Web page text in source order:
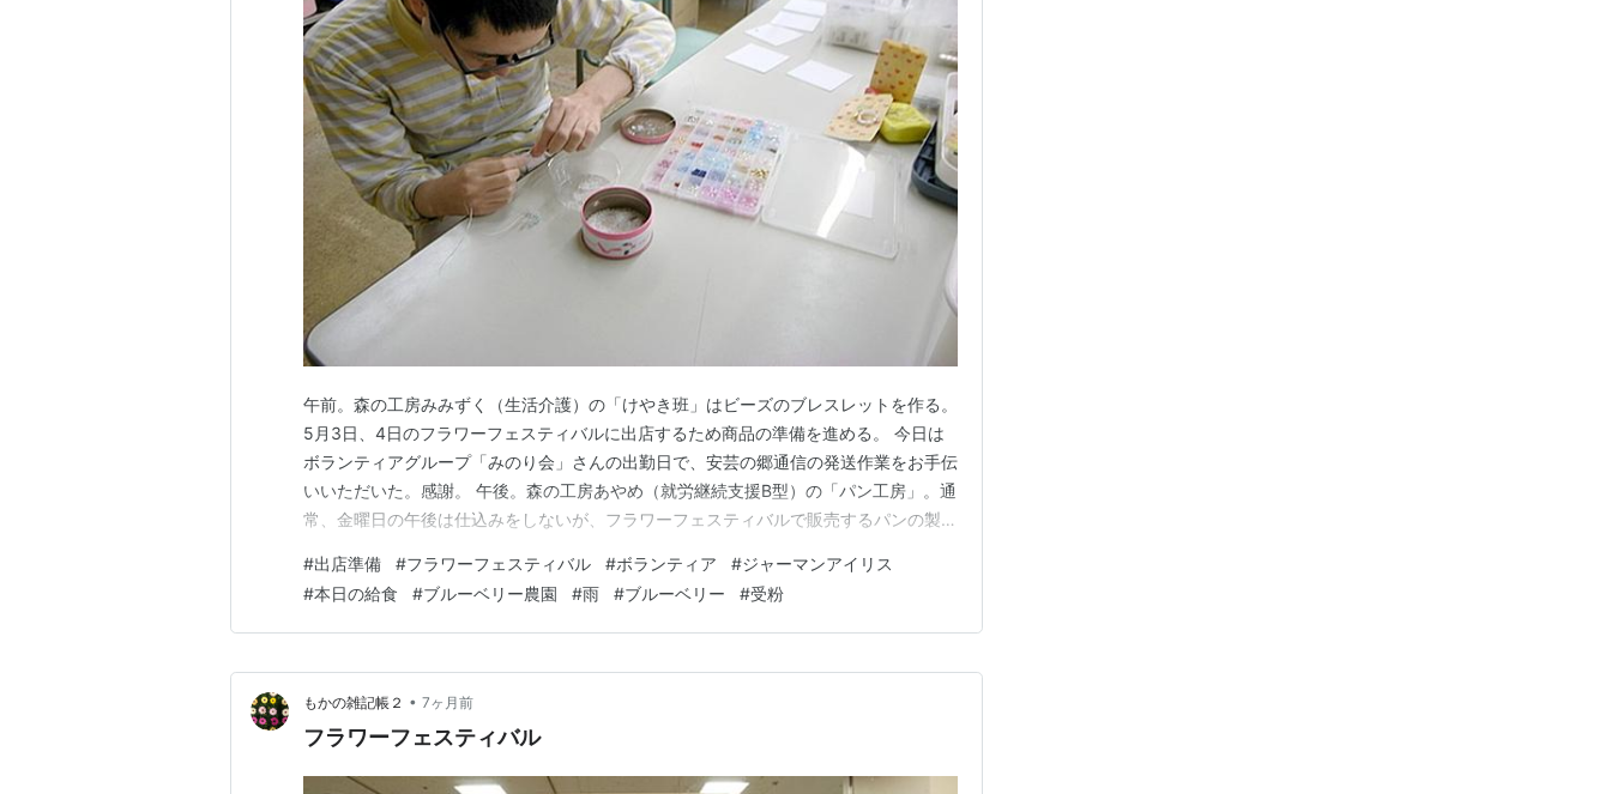
午前。森の工房みみずく（生活介護）の「けやき班」はビーズのブレスレットを作る。
5月3日、4日のフラワーフェスティバルに出店するため商品の準備を進める。 今日は
ボランティアグループ「みのり会」さんの出勤日で、安芸の郷通信の発送作業をお手伝
いいただいた。感謝。 午後。森の工房あやめ（就労継続支援B型）の「パン工房」。通
常、金曜日の午後は仕込みをしないが、フラワーフェスティバルで販売するパンの製造
キシングボールに流し込む。 ③続いて、午前中に計量しておいた小麦粉を入れてミキ
シング開始。 ④こね上がった生地は軽くまとめてケ…
#出店準備 #フラワーフェスティバル #ボランティア #ジャーマンアイリス
#本日の給食 #ブルーベリー農園 #雨 #ブルーベリー #受粉
もかの雑記帳２ • 7ヶ月前
フラワーフェスティバル